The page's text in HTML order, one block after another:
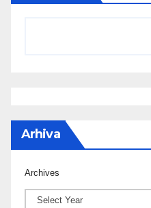
Arhiva
Archives